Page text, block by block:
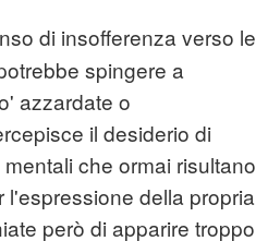
di insofferenza verso le
spingere a
azzardate o
il desiderio di
che ormai risultano
l'espressione della propria
però di apparire troppo